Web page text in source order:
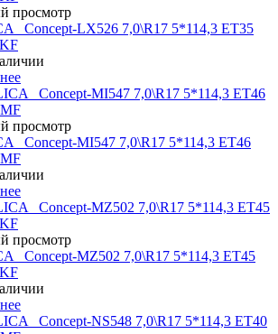
просмотр
_Concept-LX526 7,0\R17 5*114,3 ET35
просмотр
_Concept-MI547 7,0\R17 5*114,3 ET46
просмотр
_Concept-MZ502 7,0\R17 5*114,3 ET45